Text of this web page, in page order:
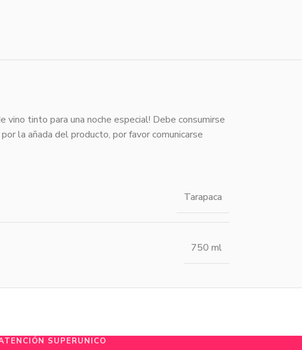
tinto para una noche especial! Debe consumirse
la añada del producto, por favor comunicarse
Tarapaca
750 ml
SUPERUNICO